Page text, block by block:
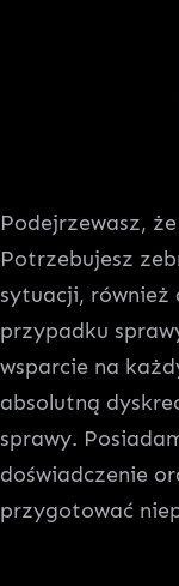
Podejrzewasz,
Potrzebujesz
sytuacji, również
przypadku
wsparcie na
absolutną
sprawy.
doświadczenie
przygotować